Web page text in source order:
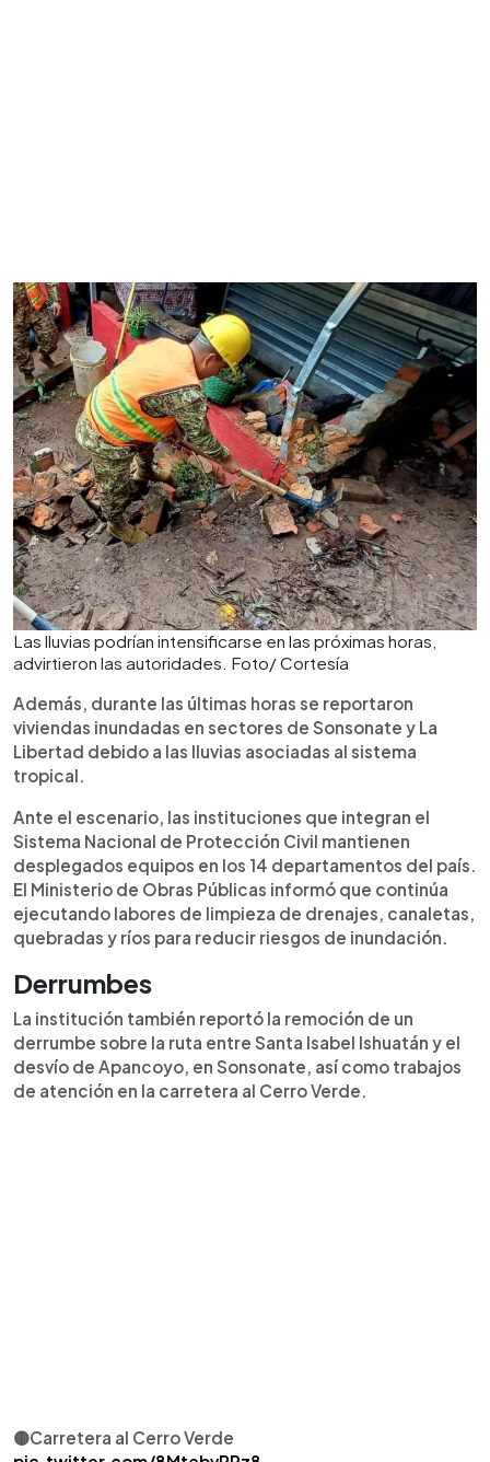
Las lluvias podrían intensificarse en las próximas horas,
advirtieron las autoridades. Foto/ Cortesía
Además, durante las últimas horas se reportaron
viviendas inundadas en sectores de Sonsonate y La
Libertad debido a las lluvias asociadas al sistema
tropical.
Ante el escenario, las instituciones que integran el
Sistema Nacional de Protección Civil mantienen
desplegados equipos en los 14 departamentos del país.
El Ministerio de Obras Públicas informó que continúa
ejecutando labores de limpieza de drenajes, canaletas,
quebradas y ríos para reducir riesgos de inundación.
Derrumbes
La institución también reportó la remoción de un
derrumbe sobre la ruta entre Santa Isabel Ishuatán y el
desvío de Apancoyo, en Sonsonate, así como trabajos
de atención en la carretera al Cerro Verde.
🟡Carretera al Cerro Verde